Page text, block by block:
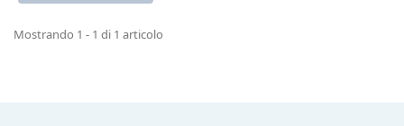
Mostrando 1 - 1 di 1 articolo